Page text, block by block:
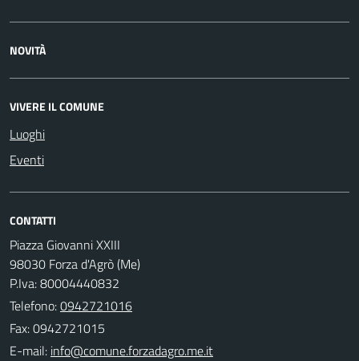
NOVITÀ
VIVERE IL COMUNE
Luoghi
Eventi
CONTATTI
Piazza Giovanni XXIII
98030 Forza d'Agrò (Me)
P.Iva: 80004440832
Telefono:0942721016
Fax: 0942721015
E-mail: